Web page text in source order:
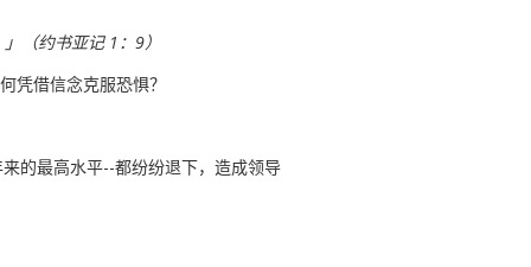
（约书亚记 1：9）
凭借信念克服恐惧？
的最高水平--都纷纷退下，造成领导